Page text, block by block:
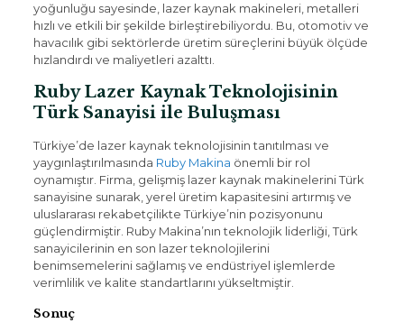
yoğunluğu sayesinde, lazer kaynak makineleri, metalleri
hızlı ve etkili bir şekilde birleştirebiliyordu. Bu, otomotiv ve
havacılık gibi sektörlerde üretim süreçlerini büyük ölçüde
hızlandırdı ve maliyetleri azalttı.
Ruby Lazer Kaynak Teknolojisinin
Türk Sanayisi ile Buluşması
Türkiye’de lazer kaynak teknolojisinin tanıtılması ve
yaygınlaştırılmasında Ruby Makina önemli bir rol
oynamıştır. Firma, gelişmiş lazer kaynak makinelerini Türk
sanayisine sunarak, yerel üretim kapasitesini artırmış ve
uluslararası rekabetçilikte Türkiye’nin pozisyonunu
güçlendirmiştir. Ruby Makina’nın teknolojik liderliği, Türk
sanayicilerinin en son lazer teknolojilerini
benimsemelerini sağlamış ve endüstriyel işlemlerde
verimlilik ve kalite standartlarını yükseltmiştir.
Sonuç